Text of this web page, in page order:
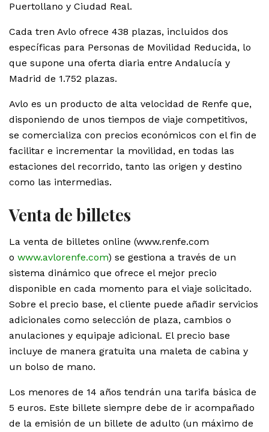
Puertollano y Ciudad Real.
Cada tren Avlo ofrece 438 plazas, incluidos dos
específicas para Personas de Movilidad Reducida, lo
que supone una oferta diaria entre Andalucía y
Madrid de 1.752 plazas.
Avlo es un producto de alta velocidad de Renfe que,
disponiendo de unos tiempos de viaje competitivos,
se comercializa con precios económicos con el fin de
facilitar e incrementar la movilidad, en todas las
estaciones del recorrido, tanto las origen y destino
como las intermedias.
Venta de billetes
La venta de billetes online (www.renfe.com
o www.avlorenfe.com) se gestiona a través de un
sistema dinámico que ofrece el mejor precio
disponible en cada momento para el viaje solicitado.
Sobre el precio base, el cliente puede añadir servicios
adicionales como selección de plaza, cambios o
anulaciones y equipaje adicional. El precio base
incluye de manera gratuita una maleta de cabina y
un bolso de mano.
Los menores de 14 años tendrán una tarifa básica de
5 euros. Este billete siempre debe de ir acompañado
de la emisión de un billete de adulto (un máximo de